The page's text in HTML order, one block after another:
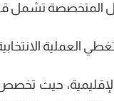
المتخصصة تشمل
تغطي العملية
حيث